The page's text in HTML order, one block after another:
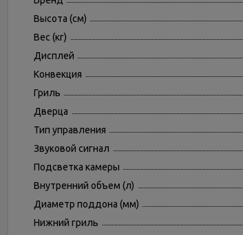
Высота (см)
Вес (кг)
Дисплей
Конвекция
Гриль
Дверца
Тип управления
Звуковой сигнал
Подсветка камеры
Внутренний объем (л)
Диаметр поддона (мм)
Нижний гриль